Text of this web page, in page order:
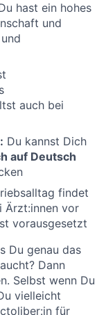
hast ein hohes
und
auch bei
Du kannst Dich
auf Deutsch
findet
vor
vorausgesetzt
Du genau das
Dann
Selbst wenn Du
vielleicht
für